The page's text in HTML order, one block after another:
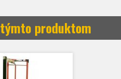
produktom